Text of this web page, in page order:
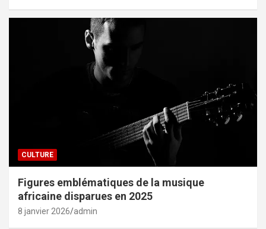
CULTURE
Figures emblématiques de la musique
africaine disparues en 2025
8 janvier 2026 admin